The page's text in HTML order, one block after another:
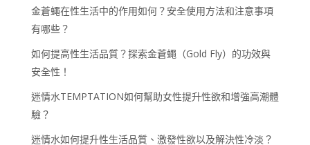
金蒼蠅在性生活中的作用如何？安全使用方法和注意事項
有哪些？
如何提高性生活品質？探索金蒼蠅（Gold Fly）的功效與
安全性！
迷情水TEMPTATION如何幫助女性提升性欲和增強高潮體
驗？
迷情水如何提升性生活品質、激發性欲以及解決性冷淡？